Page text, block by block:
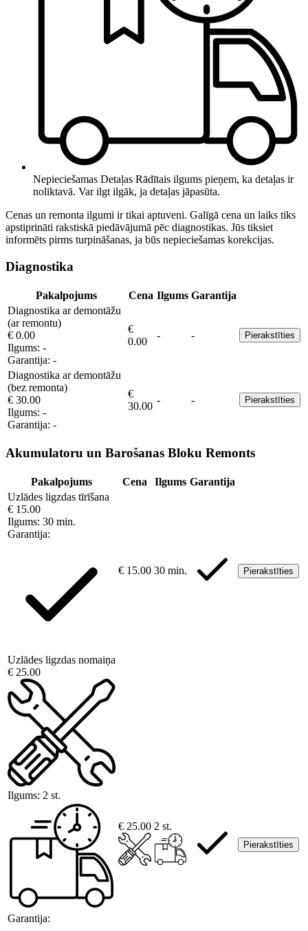
Nepieciešamas Detaļas Rādītais ilgums pieņem, ka detaļas ir
noliktavā. Var ilgt ilgāk, ja detaļas jāpasūta.
Cenas un remonta ilgumi ir tikai aptuveni. Galīgā cena un laiks tiks
apstiprināti rakstiskā piedāvājumā pēc diagnostikas. Jūs tiksiet
informēts pirms turpināšanas, ja būs nepieciešamas korekcijas.
Diagnostika
Pakalpojums Cena Ilgums Garantija
Diagnostika ar demontāžu
(ar remontu)
€ 0.00
Ilgums: -
Garantija: -
€
0.00
- - Pierakstīties
Diagnostika ar demontāžu
(bez remonta)
€ 30.00
Ilgums: -
Garantija: -
€
30.00
- - Pierakstīties
Akumulatoru un Barošanas Bloku Remonts
Pakalpojums Cena Ilgums Garantija
Uzlādes ligzdas tīrīšana
€ 15.00
Ilgums: 30 min.
Garantija:
€ 15.00 30 min. Pierakstīties
Uzlādes ligzdas nomaiņa
€ 25.00
Ilgums: 2 st.
Garantija:
€ 25.00 2 st.
Pierakstīties